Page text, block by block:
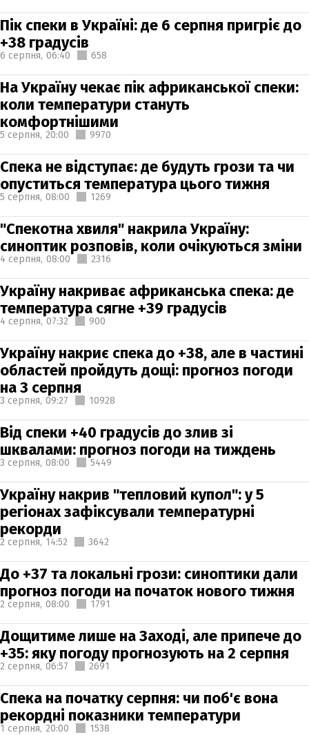
Пік спеки в Україні: де 6 серпня пригріє до
+38 градусів
6 серпня, 06:40 658
На Україну чекає пік африканської спеки:
коли температури стануть
комфортнішими
5 серпня, 20:00 9970
Спека не відступає: де будуть грози та чи
опуститься температура цього тижня
5 серпня, 08:00 1269
"Спекотна хвиля" накрила Україну:
синоптик розповів, коли очікуються зміни
4 серпня, 08:00 2316
Україну накриває африканська спека: де
температура сягне +39 градусів
4 серпня, 07:32 900
Україну накриє спека до +38, але в частині
областей пройдуть дощі: прогноз погоди
на 3 серпня
3 серпня, 09:27 10928
Від спеки +40 градусів до злив зі
шквалами: прогноз погоди на тиждень
3 серпня, 08:00 5449
Україну накрив "тепловий купол": у 5
регіонах зафіксували температурні
рекорди
2 серпня, 14:52 3642
До +37 та локальні грози: синоптики дали
прогноз погоди на початок нового тижня
2 серпня, 08:00 1791
Дощитиме лише на Заході, але припече до
+35: яку погоду прогнозують на 2 серпня
2 серпня, 06:57 2691
Спека на початку серпня: чи поб'є вона
рекордні показники температури
1 серпня, 20:00 1538